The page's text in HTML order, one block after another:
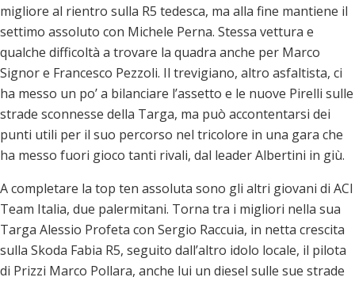
migliore al rientro sulla R5 tedesca, ma alla fine mantiene il
settimo assoluto con Michele Perna. Stessa vettura e
qualche difficoltà a trovare la quadra anche per Marco
Signor e Francesco Pezzoli. Il trevigiano, altro asfaltista, ci
ha messo un po’ a bilanciare l’assetto e le nuove Pirelli sulle
strade sconnesse della Targa, ma può accontentarsi dei
punti utili per il suo percorso nel tricolore in una gara che
ha messo fuori gioco tanti rivali, dal leader Albertini in giù.
A completare la top ten assoluta sono gli altri giovani di ACI
Team Italia, due palermitani. Torna tra i migliori nella sua
Targa Alessio Profeta con Sergio Raccuia, in netta crescita
sulla Skoda Fabia R5, seguito dall’altro idolo locale, il pilota
di Prizzi Marco Pollara, anche lui un diesel sulle sue strade